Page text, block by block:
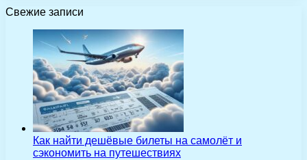
Свежие записи
Как найти дешёвые билеты на самолёт и
сэкономить на путешествиях